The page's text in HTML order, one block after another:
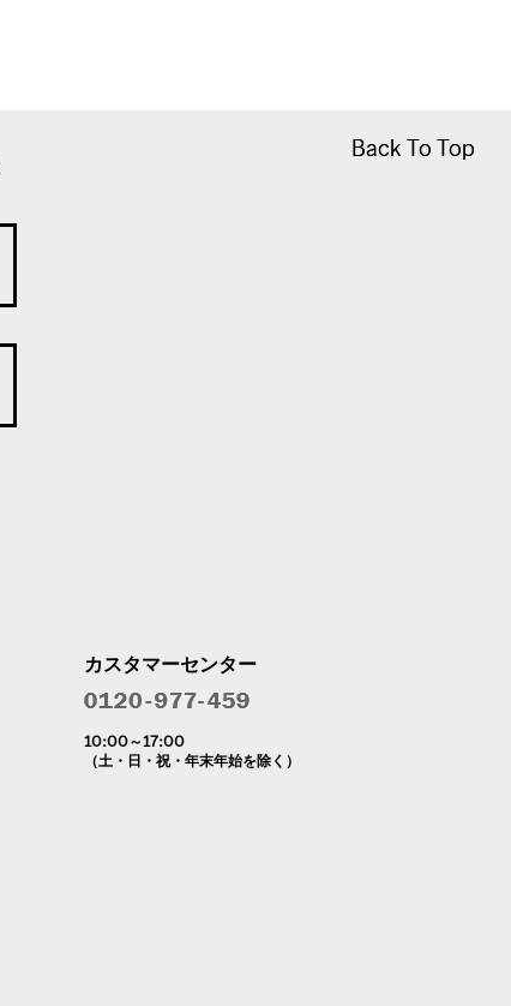
Back To Top
Back To Top
カスタマーセンター
10:00～17:00
（土・日・祝・年末年始を除く）